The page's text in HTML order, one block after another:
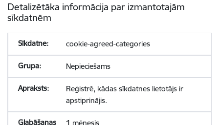
Detalizētāka informācija par izmantotajām
sīkdatnēm
cookie-agreed-categories
Nepieciešams
Reģistrē, kādas sīkdatnes lietotājs ir
apstiprinājis.
1 mēnesis